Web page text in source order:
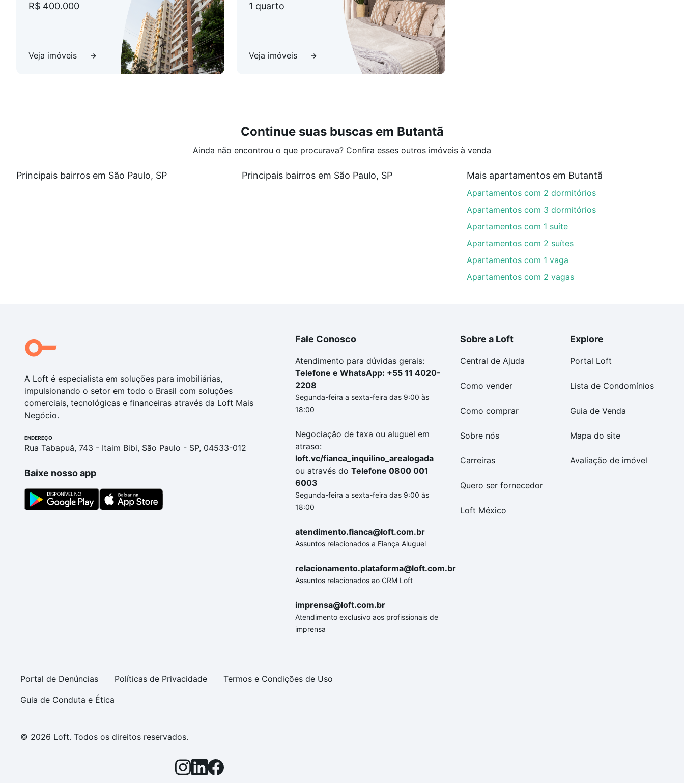
R$ 400.000
Veja imóveis
1 quarto
Veja imóveis
Continue suas buscas em Butantã
Ainda não encontrou o que procurava? Confira esses outros imóveis à venda
Principais bairros em São Paulo, SP Principais bairros em São Paulo, SP Mais apartamentos em Butantã
Apartamentos com 2 dormitórios
Apartamentos com 3 dormitórios
Apartamentos com 1 suíte
Apartamentos com 2 suítes
Apartamentos com 1 vaga
Apartamentos com 2 vagas
A Loft é especialista em soluções para imobiliárias,
impulsionando o setor em todo o Brasil com soluções
comerciais, tecnológicas e financeiras através da Loft Mais
Negócio.
ENDEREÇO
Rua Tabapuã, 743 - Itaim Bibi, São Paulo - SP, 04533-012
Baixe nosso app
Fale Conosco
Atendimento para dúvidas gerais:
Telefone e WhatsApp: +55 11 4020-
2208
Segunda-feira a sexta-feira das 9:00 às
18:00
Negociação de taxa ou aluguel em
atraso:
loft.vc/fianca_inquilino_arealogada
ou através do Telefone 0800 001
6003
Segunda-feira a sexta-feira das 9:00 às
18:00
atendimento.fianca@loft.com.br
Assuntos relacionados a Fiança Aluguel
relacionamento.plataforma@loft.com.br
Assuntos relacionados ao CRM Loft
imprensa@loft.com.br
Atendimento exclusivo aos profissionais de
imprensa
Sobre a Loft
Central de Ajuda
Como vender
Como comprar
Sobre nós
Carreiras
Quero ser fornecedor
Loft México
Explore
Portal Loft
Lista de Condomínios
Guia de Venda
Mapa do site
Avaliação de imóvel
Portal de Denúncias Políticas de Privacidade Termos e Condições de Uso
Guia de Conduta e Ética
© 2026 Loft. Todos os direitos reservados.